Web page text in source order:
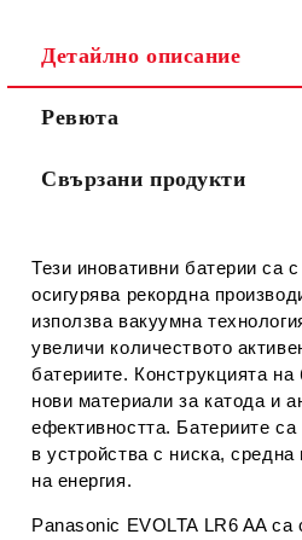
Съгласен съм с
Ние ще се свържем с вас в рамките
Детайлно описание
Ревюта
Свързани продукти
Тези иновативни батерии са
осигурява рекордна
използва вакуумна
увеличи количеството
батериите. Конструкцията на
нови материали за катода и
ефективността. Батериите
в устройства с ниска,
на енергия.
Panasonic EVOLTA LR6 AA